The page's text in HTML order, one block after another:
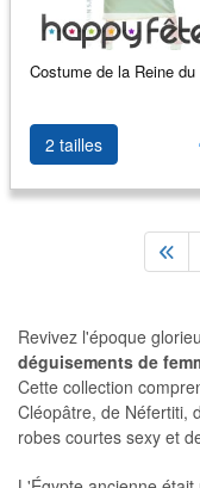
Costume de la Reine du
2 tailles
Revivez l'époque
déguisements de
Cette collection
Cléopâtre, de Néfertiti,
robes courtes sexy et